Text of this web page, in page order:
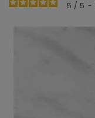
5 / 5 -